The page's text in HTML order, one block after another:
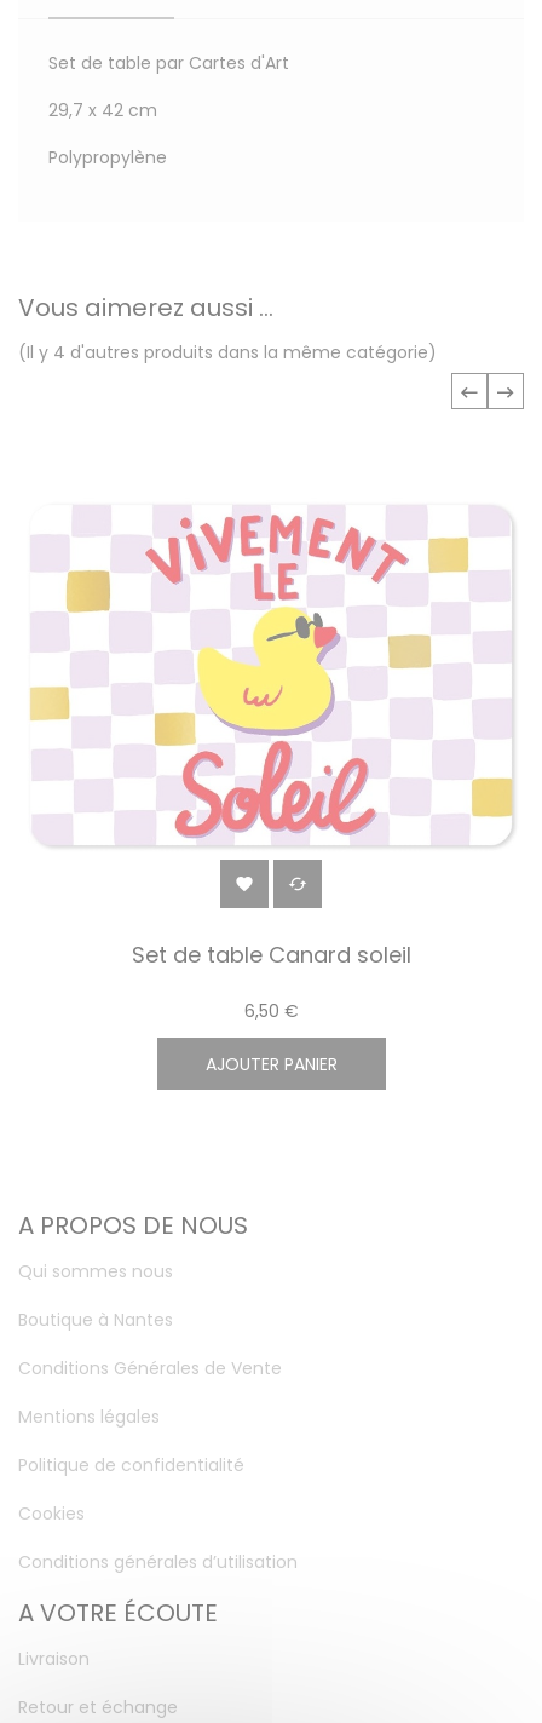
Set de table par Cartes d'Art
29,7 x 42 cm
Polypropylène
Vous aimerez aussi ...
(Il y 4 d'autres produits dans la même catégorie)
 
Set de table Canard soleil
6,50 €
AJOUTER PANIER
A PROPOS DE NOUS
Qui sommes nous
Boutique à Nantes
Conditions Générales de Vente
Mentions légales
Politique de confidentialité
Cookies
Conditions générales d’utilisation
A VOTRE ÉCOUTE
Livraison
Retour et échange